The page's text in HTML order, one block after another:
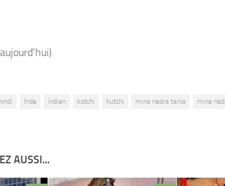
hindi Inde indien kotchi kutchi mina nadra tania mina
AUSSI...